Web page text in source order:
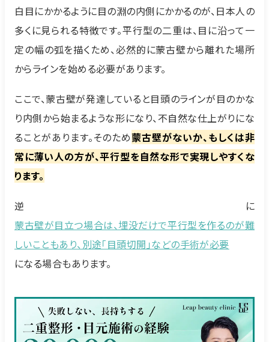
白目にかかるように目の淵の内側にかかるのが、日本人の
多くに見られる特徴です。平行型の二重は、目に沿って一
定の幅の弧を描くため、必然的に蒙古壁から離れた場所
からラインを始める必要があります。
ここで、蒙古壁が発達していると目頭のラインが目のかな
り内側から始まるような形になり、不自然な仕上がりにな
ることがあります。そのため蒙古壁がないか、もしくは非
常に薄い人の方が、平行型を自然な形で実現しやすくな
ります。
逆に
蒙古壁が目立つ場合は、埋没だけで平行型を作るのが難
しいこともあり、別途「目頭切開」などの手術が必要
になる場合もあります。